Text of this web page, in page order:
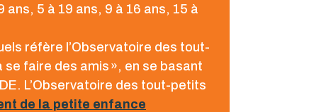
5 à 19 ans, 9 à 16 ans, 15 à
réfère l’Observatoire des tout-
faire des amis », en se basant
L’Observatoire des tout-petits
de la petite enfance